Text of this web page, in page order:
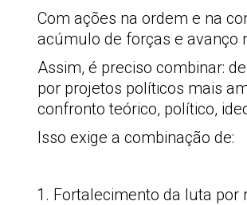
Com ações na ordem e na
acúmulo de forças e avanço
Assim, é preciso combinar:
por projetos políticos mais
confronto teórico, político,
Isso exige a combinação de:
Fortalecimento da luta por